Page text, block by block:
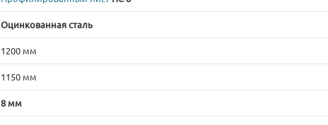
Оцинкованная сталь
1200 мм
1150 мм
8 мм